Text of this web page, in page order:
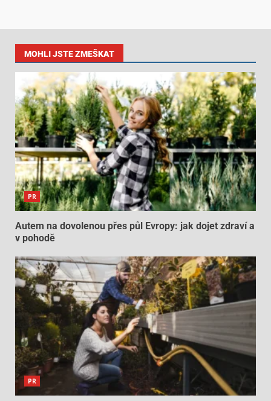
MOHLI JSTE ZMEŠKAT
PR
Autem na dovolenou přes půl Evropy: jak dojet zdraví a
v pohodě
PR